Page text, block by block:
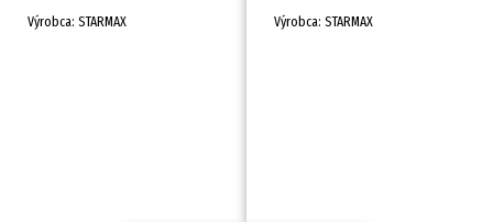
Výrobca: STARMAX Výrobca: STARMAX